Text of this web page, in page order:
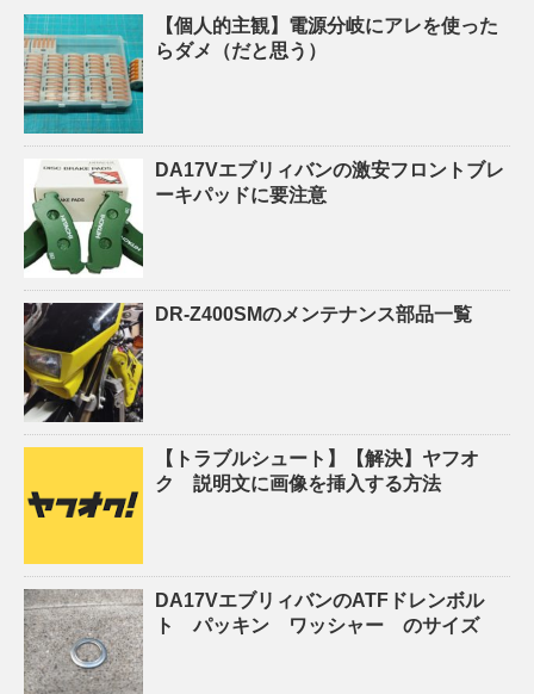
【個人的主観】電源分岐にアレを使った
らダメ（だと思う）
DA17Vエブリィバンの激安フロントブレ
ーキパッドに要注意
DR-Z400SMのメンテナンス部品一覧
【トラブルシュート】【解決】ヤフオ
ク 説明文に画像を挿入する方法
DA17VエブリィバンのATFドレンボル
ト パッキン ワッシャー のサイズ